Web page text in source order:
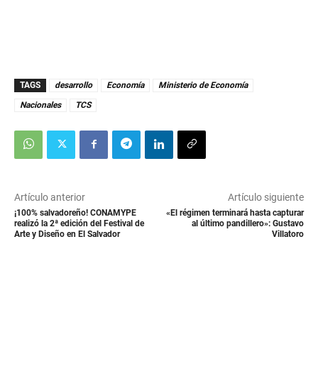
t
e
e
n
d
s
TAGS desarrollo Economía
Ministerio de Economía
Nacionales
TCS
Artículo anterior
¡100% salvadoreño! CONAMYPE
realizó la 2ª edición del Festival de
Arte y Diseño en El Salvador
Artículo siguiente
«El régimen terminará hasta capturar
al último pandillero»: Gustavo
Villatoro